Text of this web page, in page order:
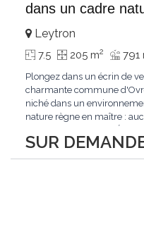
dans un cadre
SUR
Leytron
7.5 205 m2 791
Plongez dans un écrin de
charmante commune
niché dans un
nature règne en maître :
par ses finitions de très
Le bois de mélèze...